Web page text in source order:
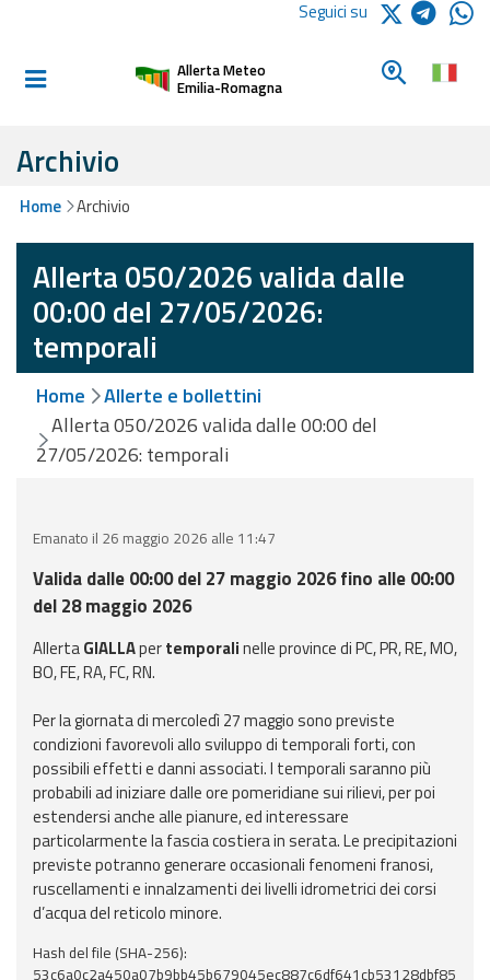
Informati e
Allerte E
Allerte e
Bollettini
Meteo
Allerte e
Bollettini
Valanghe
Previsioni meteo e
marine
Dati osservati
Radar meteo
Strumenti
Operativi
Report
Seguici su
Allerta Meteo
Emilia-Romagna
Cerca un
Archivio
Home Archivio
Allerta 050/2026 valida dalle
00:00 del 27/05/2026:
temporali
Home
Allerte e bollettini
Allerta 050/2026 valida dalle 00:00 del
27/05/2026: temporali
Emanato il 26 maggio 2026 alle 11:47
Valida dalle 00:00 del 27 maggio 2026 fino alle 00:00
del 28 maggio 2026
AllertaGIALLApertemporalinelle province di PC, PR, RE, MO,
BO, FE, RA, FC, RN.
Per la giornata di mercoledì 27 maggio sono previste
condizioni favorevoli allo sviluppo di temporali forti, con
possibili effetti e danni associati. I temporali saranno più
probabili ad iniziare dalle ore pomeridiane sui rilievi, per poi
estendersi anche alle pianure, ed interessare
particolarmente la fascia costiera in serata. Le precipitazioni
previste potranno generare occasionali fenomeni franosi,
ruscellamenti e innalzamenti dei livelli idrometrici dei corsi
d’acqua del reticolo minore.
Hash del file (SHA-256):
53c6a0c2a450a07b9bb45b679045ec887c6df641cb53128dbf85